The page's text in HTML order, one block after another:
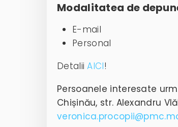
Modalitatea de
E-mail
Personal
DetaliiAICI!
Persoanele interesate
Chișinău, str. Alexandru